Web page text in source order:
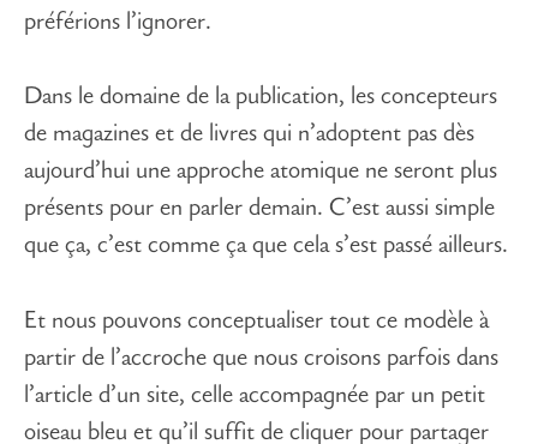
préférions l’ignorer.
Dans le domaine de la publication, les concepteurs
de magazines et de livres qui n’adoptent pas dès
aujourd’hui une approche atomique ne seront plus
présents pour en parler demain. C’est aussi simple
que ça, c’est comme ça que cela s’est passé ailleurs.
Et nous pouvons conceptualiser tout ce modèle à
partir de l’accroche que nous croisons parfois dans
l’article d’un site, celle accompagnée par un petit
oiseau bleu et qu’il suffit de cliquer pour partager